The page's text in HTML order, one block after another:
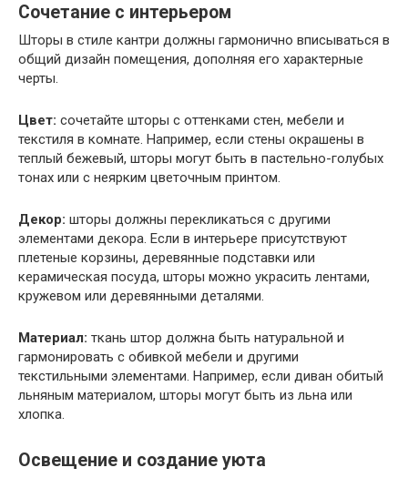
Сочетание с интерьером
Шторы в стиле кантри должны гармонично вписываться в
общий дизайн помещения, дополняя его характерные
черты.
Цвет: сочетайте шторы с оттенками стен, мебели и
текстиля в комнате. Например, если стены окрашены в
теплый бежевый, шторы могут быть в пастельно-голубых
тонах или с неярким цветочным принтом.
Декор: шторы должны перекликаться с другими
элементами декора. Если в интерьере присутствуют
плетеные корзины, деревянные подставки или
керамическая посуда, шторы можно украсить лентами,
кружевом или деревянными деталями.
Материал: ткань штор должна быть натуральной и
гармонировать с обивкой мебели и другими
текстильными элементами. Например, если диван обитый
льняным материалом, шторы могут быть из льна или
хлопка.
Освещение и создание уюта